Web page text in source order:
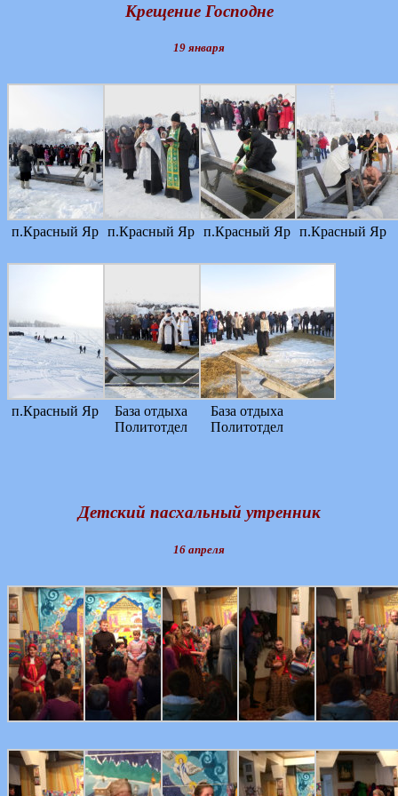
Крещение Господне
19 января
п.Красный Яр п.Красный Яр п.Красный Яр п.Красный Яр
п.Красный Яр
База отдыха
Политотдел
База отдыха
Политотдел
Детский пасхальный утренник
16 апреля